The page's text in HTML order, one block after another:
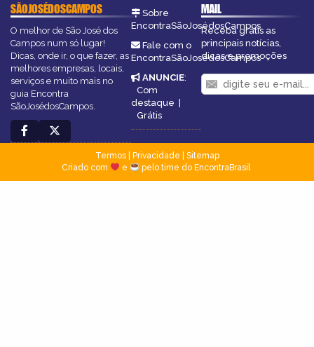
SÃOJOSÉDOSCAMPOS
O melhor de São José dos
Campos num só lugar!
Dicas, onde ir, o que fazer, as
melhores empresas, locais,
serviços e muito mais no
guia Encontra
SãoJosédosCampos.
Sobre
EncontraSãoJosédosCampos
Fale com o
EncontraSãoJosédosCampos
ANUNCIE:
Com
destaque |
Grátis
MAIL
Receba grátis as
principais notícias,
dicas e promoções
Termos| Privacidade
Sitemap
Criado com
e pelo time do EncontraBrasil